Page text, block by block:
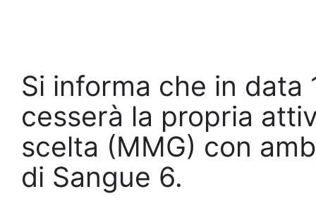
Si informa che in data
cesserà la propria
scelta (MMG) con
di Sangue 6.